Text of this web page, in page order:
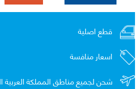
قطع اصلية
اسعار منافسة
شحن لجميع مناطق المملكة العربية